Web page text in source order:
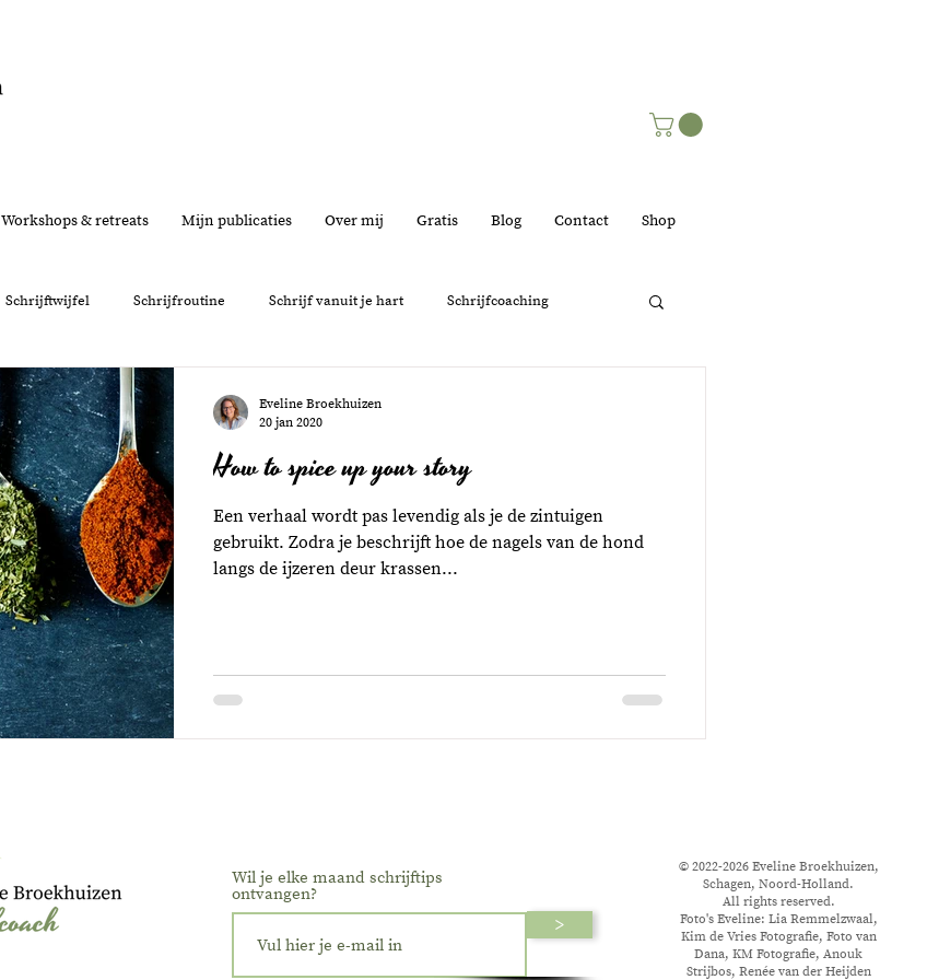
Workshops & retreats Mijn publicaties Over mij Gratis Blog Contact Shop
Schrijftwijfel Schrijfroutine Schrijf vanuit je hart Schrijfcoaching
Interview Feedback
How to spice up your story
Een verhaal wordt pas levendig als je de zintuigen
gebruikt. Zodra je beschrijft hoe de nagels van de hond
langs de ijzeren deur krassen...
Eveline Broekhuizen
20 jan 2020
Wil je elke maand schrijftips
ontvangen?
>
© 2022-2026 Eveline Broekhuizen,
Schagen, Noord-Holland.
All rights reserved.
Foto's Eveline: Lia Remmelzwaal,
Kim de Vries Fotografie, Foto van
Dana, KM Fotografie, Anouk
Strijbos, Renée van der Heijden